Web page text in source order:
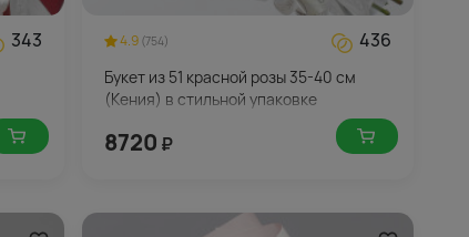
343 4.9 (754) 436
Букет из 51 красной розы 35-40 см
(Кения) в стильной упаковке
8720 ₽